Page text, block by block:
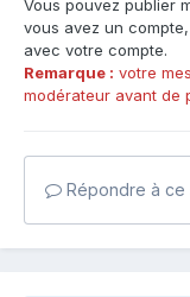
Vous pouvez publier
vous avez un compte,
avec votre compte.
Remarque : votre
modérateur avant de
Répondre à ce